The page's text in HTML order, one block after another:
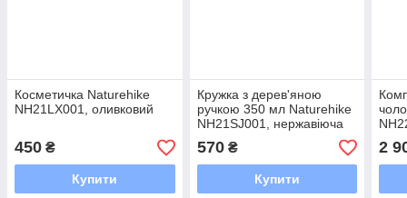
Косметичка Naturehike
NH21LX001, оливковий
450 ₴
Купити
Кружка з дерев'яною
ручкою 350 мл Naturehike
NH21SJ001, нержавіюча
сталь
570₴
Купити
2